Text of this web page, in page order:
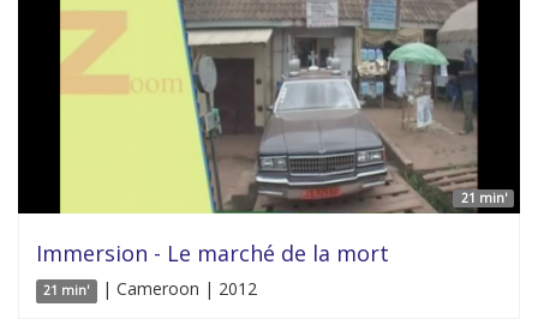
21 min'
Immersion - Le marché de la mort
21 min' | Cameroon | 2012